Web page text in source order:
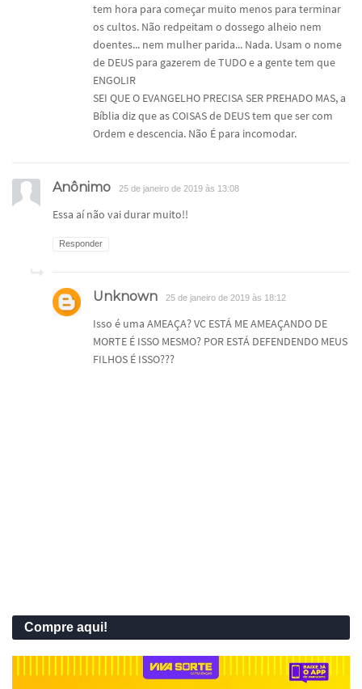
tem hora para começar muito menos para terminar
os cultos. Não redpeitam o dossego alheio nem
doentes... nem mulher parida... Nada. Usam o nome
de DEUS para gazerem de TUDO e a gente tem que
ENGOLIR
SEI QUE O EVANGELHO PRECISA SER PREHADO MAS, a
Bíblia diz que as COISAS de DEUS tem que ser com
Ordem e descencia. Não É para incomodar.
Anônimo 25 de janeiro de 2019 às 13:08
Essa aí não vai durar muito!!
Responder
Unknown 25 de janeiro de 2019 às 18:12
Isso é uma AMEAÇA? VC ESTÁ ME AMEAÇANDO DE
MORTE É ISSO MESMO? POR ESTÁ DEFENDENDO MEUS
FILHOS É ISSO???
Compre aqui!